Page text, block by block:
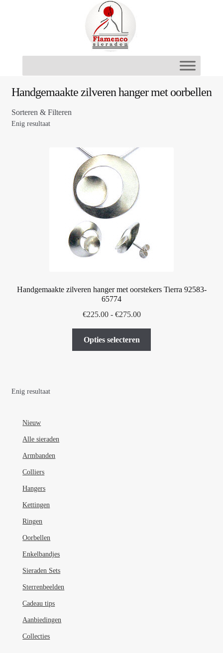
Handgemaakte zilveren hanger met oorbellen
Sorteren & Filteren
Enig resultaat
Handgemaakte zilveren hanger met oorstekers Tierra 92583-
65774
€225.00 - €275.00Prijsklasse:
€275.00
Opties selecteren
Enig resultaat
Nieuw
Alle sieraden
Armbanden
Colliers
Hangers
Kettingen
Ringen
Oorbellen
Enkelbandjes
Sieraden Sets
Sterrenbeelden
Cadeau tips
Aanbiedingen
Collecties